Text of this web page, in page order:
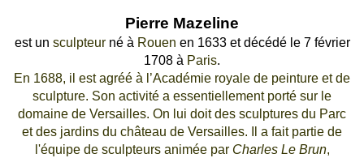
Pierre Mazeline
est un sculpteur né à Rouen en 1633 et décédé le 7 février
1708 à Paris.
En 1688, il est agréé à l’Académie royale de peinture et de
sculpture. Son activité a essentiellement porté sur le
domaine de Versailles. On lui doit des sculptures du Parc
et des jardins du château de Versailles. Il a fait partie de
l'équipe de sculpteurs animée par Charles Le Brun,